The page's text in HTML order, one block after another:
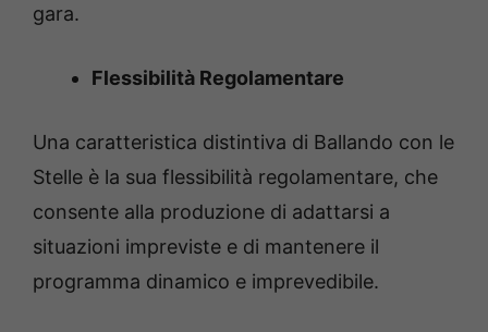
gara.
Flessibilità Regolamentare
Una caratteristica distintiva di Ballando con le
Stelle è la sua flessibilità regolamentare, che
consente alla produzione di adattarsi a
situazioni impreviste e di mantenere il
programma dinamico e imprevedibile.